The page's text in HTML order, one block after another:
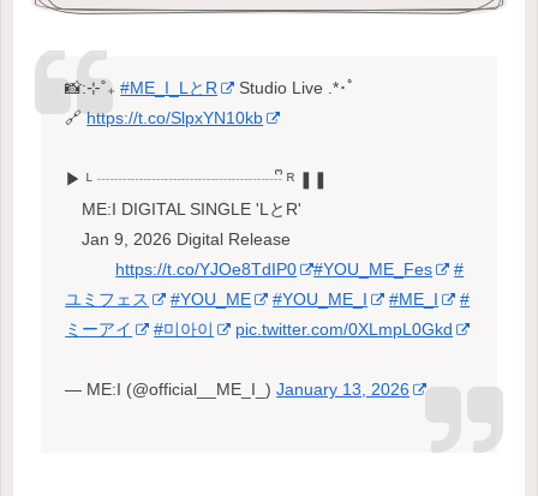
📸:⊹˚₊#ME_I_LとR
Studio Live .*･ﾟ
🔗https://t.co/SlpxYN10kb
▶ ᴸ ┈┈┈┈┈┈┈┈┈┈┈ᩚ ᴿ ❚❚
ME:I DIGITAL SINGLE 'LとR'
Jan 9, 2026 Digital Release
https://t.co/YJOe8TdIP0
#YOU_ME_Fes
#
ユミフェス
#YOU_ME #YOU_ME_I #ME_I
#
ミーアイ
#미아이 pic.twitter.com/0XLmpL0Gkd
— ME:I (@official__ME_I_)January 13, 2026